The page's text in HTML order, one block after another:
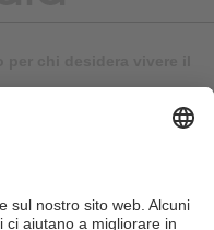
Non garantiamo la